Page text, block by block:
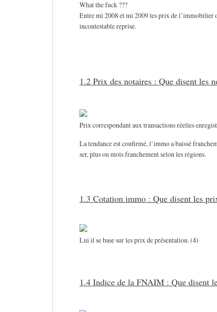
What the fuck ???
Entre mi 2008 et mi 2009 les prix de l’immobilier
incontestable reprise.
1.2 Prix des notaires : Que disent les
Prix correspondant aux transactions réelles
La tendance est confirmé, l’immo a baissé
ser, plus ou mois franchement selon les régions.
1.3 Cotation immo : Que disent les
Lui il se base sur les prix de présentation. (4)
1.4 Indice de la FNAIM : Que disent